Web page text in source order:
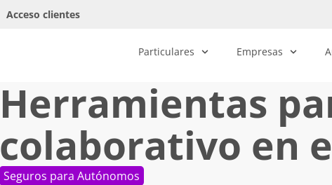
Acceso clientes
Particulares Empresas
Herramientas
colaborativo en
Seguros para Autónomos